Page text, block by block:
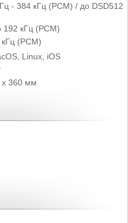
- 384 кГц (PCM) / до DSD512
192 кГц (PCM)
(PCM)
Linux, iOS
x 360 мм